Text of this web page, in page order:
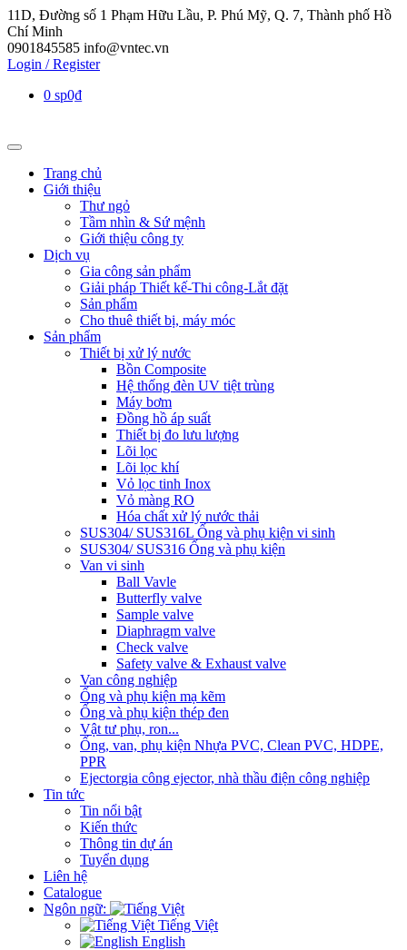
11D, Đường số 1 Phạm Hữu Lầu, P. Phú Mỹ, Q. 7, Thành phố Hồ
Chí Minh
0901845585 info@vntec.vn
Login / Register
0 sp0₫
Trang chủ
Giới thiệu
Thư ngỏ
Tầm nhìn & Sứ mệnh
Giới thiệu công ty
Dịch vụ
Gia công sản phẩm
Giải pháp Thiết kế-Thi công-Lắt đặt
Sản phẩm
Cho thuê thiết bị, máy móc
Sản phẩm
Thiết bị xử lý nước
Bồn Composite
Hệ thống đèn UV tiệt trùng
Máy bơm
Đồng hồ áp suất
Thiết bị đo lưu lượng
Lõi lọc
Lõi lọc khí
Vỏ lọc tinh Inox
Vỏ màng RO
Hóa chất xử lý nước thải
SUS304/ SUS316L Ống và phụ kiện vi sinh
SUS304/ SUS316 Ống và phụ kiện
Van vi sinh
Ball Vavle
Butterfly valve
Sample valve
Diaphragm valve
Check valve
Safety valve & Exhaust valve
Van công nghiệp
Ống và phụ kiện mạ kẽm
Ống và phụ kiện thép đen
Vật tư phụ, ron...
Ống, van, phụ kiện Nhựa PVC, Clean PVC, HDPE,
PPR
Ejectorgia công ejector, nhà thầu điện công nghiệp
Tin tức
Tin nổi bật
Kiến thức
Thông tin dự án
Tuyển dụng
Liên hệ
Catalogue
Ngôn ngữ:
Tiếng Việt
English